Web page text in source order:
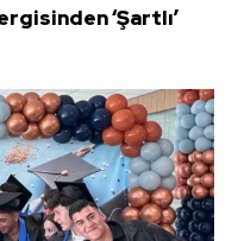
‘Şartlı’